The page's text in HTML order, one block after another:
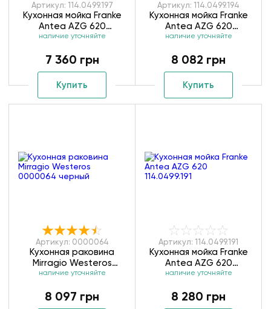
Артикул: 114.0499.197
Кухонная мойка Franke
Antea AZG 620
114.0499.197
наличие уточняйте
7 360 грн
Купить
Артикул: 114.0499.194
Кухонная мойка Franke
Antea AZG 620
114.0499.194
наличие уточняйте
8 082 грн
Купить
Артикул: 0000064
Кухонная раковина
Mirragio Westeros
0000064 черный
наличие уточняйте
8 097 грн
Артикул: 114.0499.191
Кухонная мойка Franke
Antea AZG 620
114.0499.191
наличие уточняйте
8 280 грн